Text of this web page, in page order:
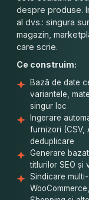
despre produse.
al dvs.: singura
magazin,
care scrie.
Ce construim:
Bază de date
variantele,
singur loc
Ingerare
furnizori (CSV,
deduplicare
Generare
titlurilor SEO și
Sindicare